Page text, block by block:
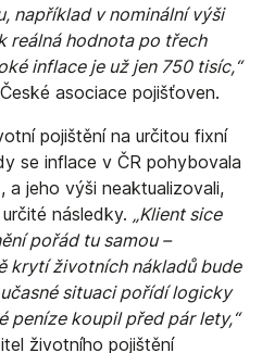
například v nominální výši
reálná hodnota po třech
inflace je už jen 750 tisíc,“
asociace pojišťoven.
pojištění na určitou fixní
se inflace v ČR pohybovala
a jeho výši neaktualizovali,
následky. „Klient sice
pořád tu samou –
krytí životních nákladů bude
situaci pořídí logicky
peníze koupil před pár lety,“
životního pojištění